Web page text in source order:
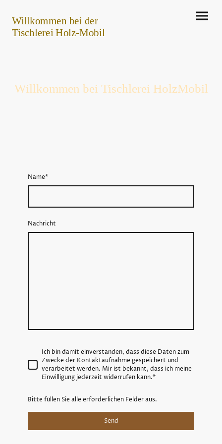
Willkommen bei der
Tischlerei Holz-Mobil
Willkommen bei Tischlerei HolzMobil
Name*
Nachricht
Ich bin damit einverstanden, dass diese Daten zum
Zwecke der Kontaktaufnahme gespeichert und
verarbeitet werden. Mir ist bekannt, dass ich meine
Einwilligung jederzeit widerrufen kann.*
Bitte füllen Sie alle erforderlichen Felder aus.
Send